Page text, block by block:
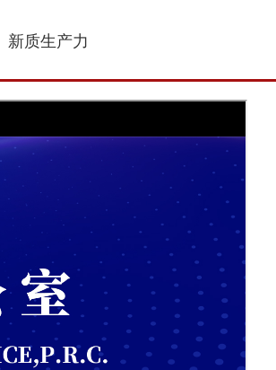
新质生产力